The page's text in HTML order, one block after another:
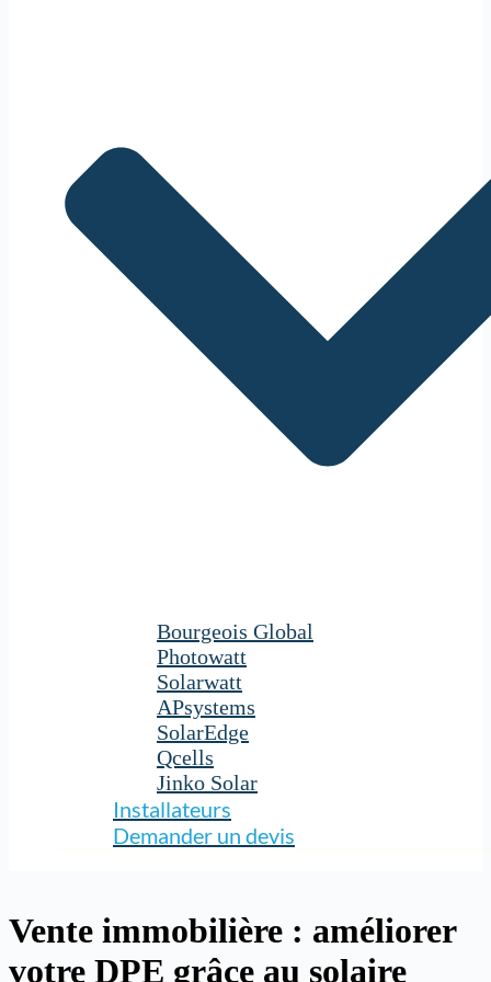
Bourgeois Global
Photowatt
Solarwatt
APsystems
SolarEdge
Qcells
Jinko Solar
Installateurs
Demander un devis
Vente immobilière : améliorer
votre DPE grâce au solaire